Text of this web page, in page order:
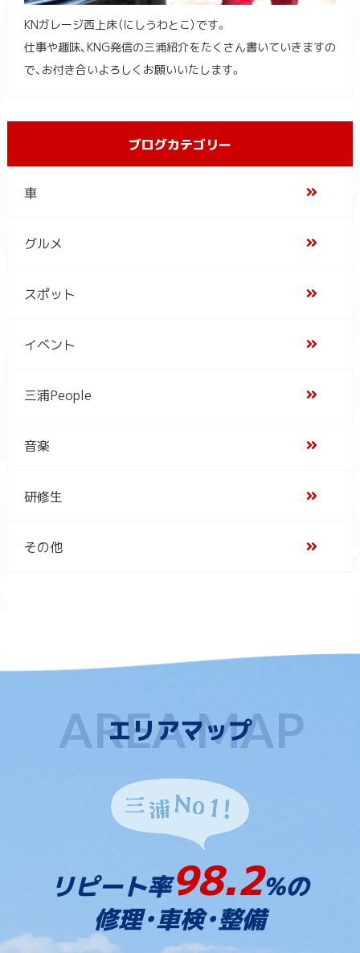
KNガレージ西上床（にしうわとこ）です。
仕事や趣味、KNG発信の三浦紹介をたくさん書いていきますの
で、お付き合いよろしくお願いいたします。
ブログカテゴリー
車
グルメ
スポット
イベント
三浦People
音楽
研修生
その他
エリアマップ
リピート率98.2%の
修理・車検・整備